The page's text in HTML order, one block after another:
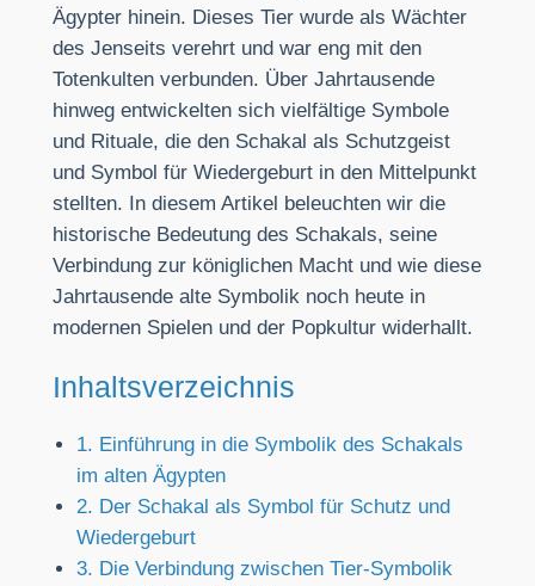
Ägypter hinein. Dieses Tier wurde als Wächter
des Jenseits verehrt und war eng mit den
Totenkulten verbunden. Über Jahrtausende
hinweg entwickelten sich vielfältige Symbole
und Rituale, die den Schakal als Schutzgeist
und Symbol für Wiedergeburt in den Mittelpunkt
stellten. In diesem Artikel beleuchten wir die
historische Bedeutung des Schakals, seine
Verbindung zur königlichen Macht und wie diese
Jahrtausende alte Symbolik noch heute in
modernen Spielen und der Popkultur widerhallt.
Inhaltsverzeichnis
1. Einführung in die Symbolik des Schakals
im alten Ägypten
2. Der Schakal als Symbol für Schutz und
Wiedergeburt
3. Die Verbindung zwischen Tier-Symbolik